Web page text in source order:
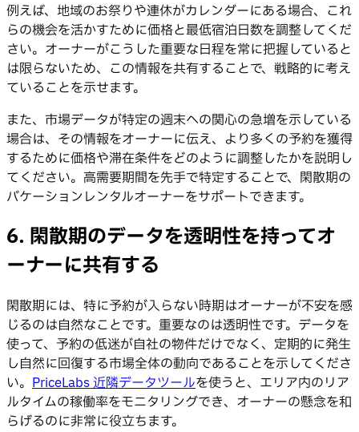
例えば、地域のお祭りや連休がカレンダーにある場合、これ
らの機会を活かすために価格と最低宿泊日数を調整してくだ
さい。オーナーがこうした重要な日程を常に把握していると
は限らないため、この情報を共有することで、戦略的に考え
ていることを示せます。
また、市場データが特定の週末への関心の急増を示している
場合は、その情報をオーナーに伝え、より多くの予約を獲得
するために価格や滞在条件をどのように調整したかを説明し
てください。高需要期間を先手で特定することで、閑散期の
バケーションレンタルオーナーをサポートできます。
6. 閑散期のデータを透明性を持ってオ
ーナーに共有する
閑散期には、特に予約が入らない時期はオーナーが不安を感
じるのは自然なことです。重要なのは透明性です。データを
使って、予約の低迷が自社の物件だけでなく、定期的に発生
し自然に回復する市場全体の動向であることを示してくださ
い。 PriceLabs 近隣データツールを使うと、エリア内のリア
ルタイムの稼働率をモニタリングでき、オーナーの懸念を和
らげるのに非常に役立ちます。